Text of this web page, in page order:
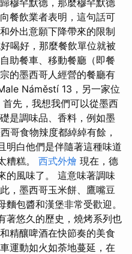
餐飲業者表明，這句話可
外出意願下降帶來的限制
喝好，那麼餐飲單位就被
助餐車、移動餐廳（即餐
的墨西哥人經營的餐廳有
Náměstí 13，另一家位
先，我想我們可以從墨西
是調味品、香料，例如墨
哥食物辣度都綽綽有餘，
明白他們是伴隨著這種味道
糟糕。 西式外燴 現在，德
的風味了。 這意味著調味
，墨西哥玉米餅、鷹嘴豆
包醬和漢堡非常受歡迎。
著悠久的歷史，燒烤系列也
精釀啤酒在快節奏的美食
運動如火如荼地蔓延，在